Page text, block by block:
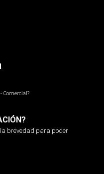
Comercial?
brevedad para poder